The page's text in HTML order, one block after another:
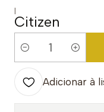
|
Citizen
Quantidade
Adicionar à